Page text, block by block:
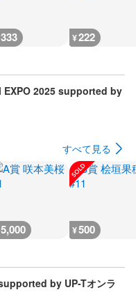
333 ¥222
2025 supported by
すべて見る
5,000 ¥500
by UP-Tオンラ